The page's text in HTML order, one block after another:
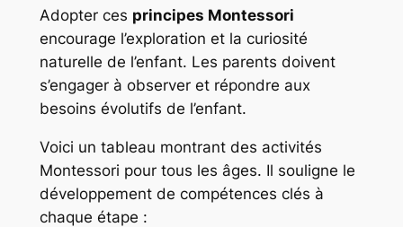
Adopter ces principes Montessori
encourage l’exploration et la curiosité
naturelle de l’enfant. Les parents doivent
s’engager à observer et répondre aux
besoins évolutifs de l’enfant.
Voici un tableau montrant des activités
Montessori pour tous les âges. Il souligne le
développement de compétences clés à
chaque étape :